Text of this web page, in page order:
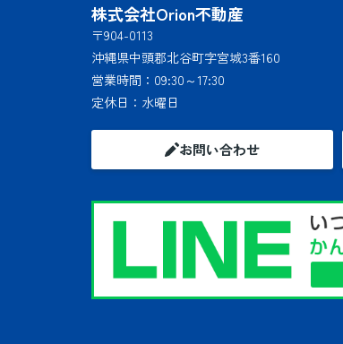
株式会社Orion不動産
〒904-0113
沖縄県中頭郡北谷町字宮城3番160
営業時間： 09:30～17:30
定休日： 水曜日
お問い合わせ